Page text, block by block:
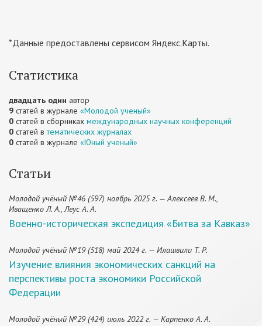
*Данные предоставлены сервисом Яндекс.Карты.
Статистика
двадцать один автор
9 статей в журнале «Молодой ученый»
0 статей в сборниках международных научных конференций
0 статей втематических журналах
0 статей в журнале «Юный ученый»
Статьи
Молодой учёный №46 (597) ноябрь 2025 г. — Алексеев В. М.,
Иващенко Л. А., Леус А. А.
Военно-историческая экспедиция «Битва за Кавказ»
Молодой учёный №19 (518) май 2024 г. — Илашвили Т. Р.
Изучение влияния экономических санкций на
перспективы роста экономики Российской
Федерации
Молодой учёный №29 (424) июль 2022 г. — Карпенко А. А.